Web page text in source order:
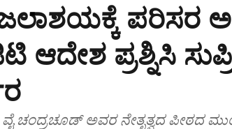
ಜಲಾಶಯಕ್ಕೆ ಪರಿಸರ
ಆದೇಶ ಪ್ರಶ್ನಿಸಿ
ಚಂದ್ರಚೂಡ್‌ ಅವರ ನೇತೃತ್ವದ ಪೀಠದ